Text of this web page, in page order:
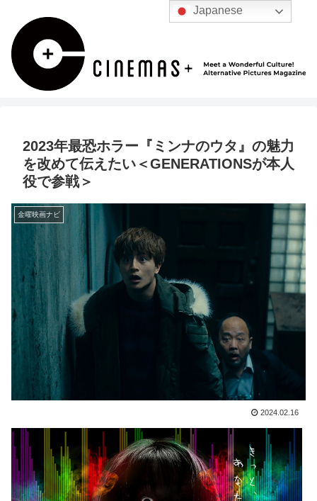
2023年最恐ホラー『ミンナのウタ』の魅力
を改めて伝えたい＜GENERATIONSが本人
役で参戦＞
金曜映画ナビ
2024.02.16
Japanese